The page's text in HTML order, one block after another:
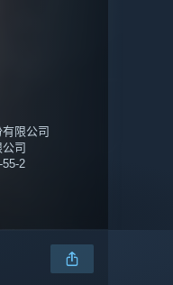
限公司
司
55-2